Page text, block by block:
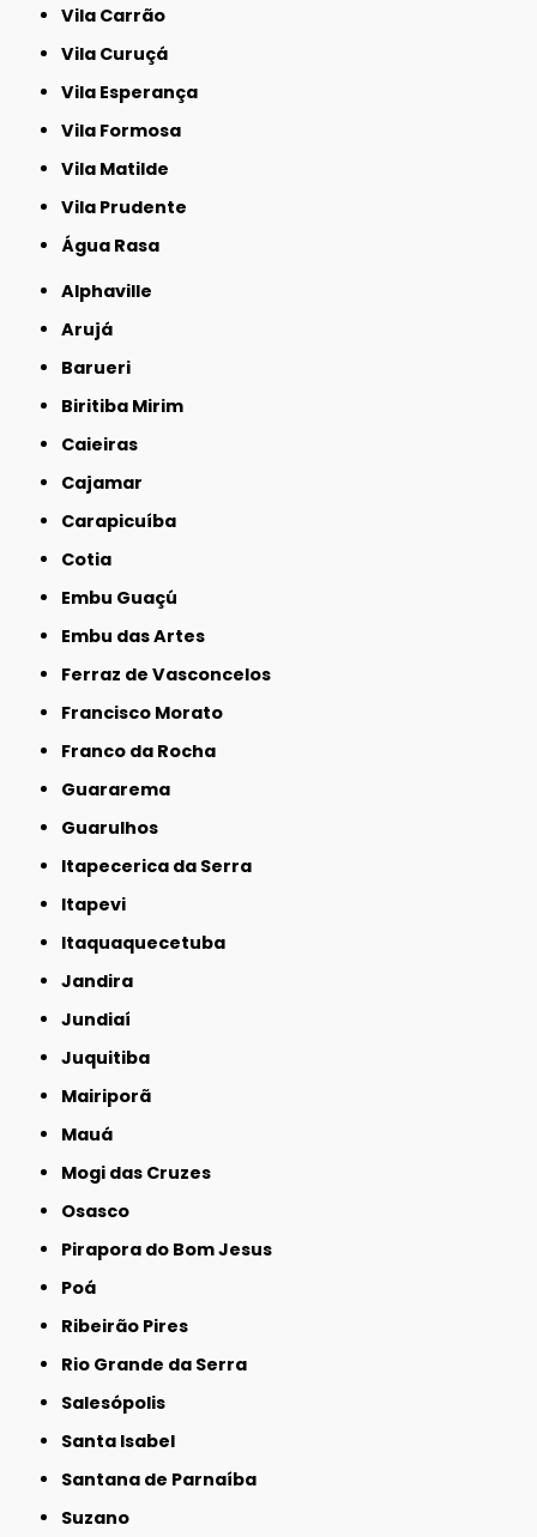
Vila Carrão
Vila Curuçá
Vila Esperança
Vila Formosa
Vila Matilde
Vila Prudente
Água Rasa
Alphaville
Arujá
Barueri
Biritiba Mirim
Caieiras
Cajamar
Carapicuíba
Cotia
Embu Guaçú
Embu das Artes
Ferraz de Vasconcelos
Francisco Morato
Franco da Rocha
Guararema
Guarulhos
Itapecerica da Serra
Itapevi
Itaquaquecetuba
Jandira
Jundiaí
Juquitiba
Mairiporã
Mauá
Mogi das Cruzes
Osasco
Pirapora do Bom Jesus
Poá
Ribeirão Pires
Rio Grande da Serra
Salesópolis
Santa Isabel
Santana de Parnaíba
Suzano